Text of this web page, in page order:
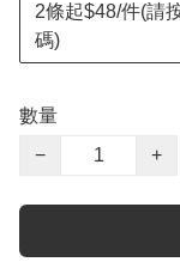
2條起$48/件(請
碼)
數量
−
+